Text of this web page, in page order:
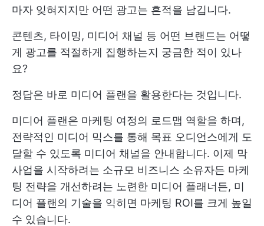
마자 잊혀지지만 어떤 광고는 흔적을 남깁니다.
콘텐츠, 타이밍, 미디어 채널 등 어떤 브랜드는 어떻
게 광고를 적절하게 집행하는지 궁금한 적이 있나
요?
정답은 바로 미디어 플랜을 활용한다는 것입니다.
미디어 플랜은 마케팅 여정의 로드맵 역할을 하며,
전략적인 미디어 믹스를 통해 목표 오디언스에게 도
달할 수 있도록 미디어 채널을 안내합니다. 이제 막
사업을 시작하려는 소규모 비즈니스 소유자든 마케
팅 전략을 개선하려는 노련한 미디어 플래너든, 미
디어 플랜의 기술을 익히면 마케팅 ROI를 크게 높일
수 있습니다.